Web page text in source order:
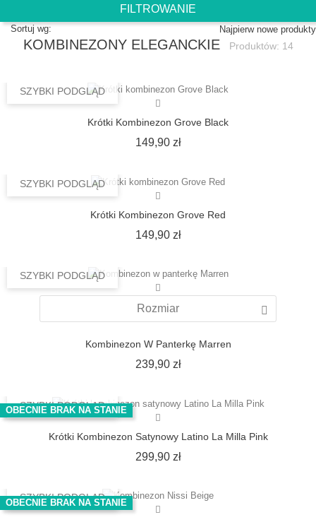
KOMBINEZONY ELEGANCKIE Produktów: 14
FILTROWANIE
Sortuj wg: Najpierw nowe produkty
SZYBKI PODGLĄD
Krótki Kombinezon Grove Black
149,90 złCena
SZYBKI PODGLĄD
Krótki Kombinezon Grove Red
149,90 złCena
SZYBKI PODGLĄD
Rozmiar
Kombinezon W Panterkę Marren
239,90 złCena
SZYBKI PODGLĄD
OBECNIE BRAK NA STANIE
Krótki Kombinezon Satynowy Latino La Milla Pink
299,90 złCena
SZYBKI PODGLĄD
OBECNIE BRAK NA STANIE